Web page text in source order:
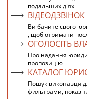
подальших діях
Ви бачите свого
, щоб отримати
ОГОЛОСІТЬ
Про надання
пропозицію
КАТАЛОГ
Пошук виконавця
фильтрами,